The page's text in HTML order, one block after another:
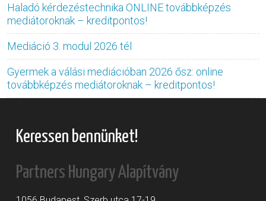
Haladó kérdezéstechnika ONLINE továbbképzés
mediátoroknak – kreditpontos!
Mediáció 3. modul 2026 tél
Gyermek a válási mediációban 2026 ősz: online
továbbképzés mediátoroknak – kreditpontos!
Keressen bennünket!
Partners Hungary Alapítvány